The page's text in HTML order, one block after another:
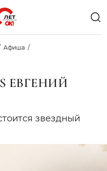
Афиша
ЕВГЕНИЙ
звездный